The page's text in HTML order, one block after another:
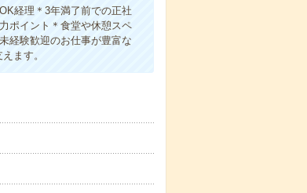
経理＊3年満了前での正社
ポイント＊食堂や休憩スペ
経験歓迎のお仕事が豊富な
ます。